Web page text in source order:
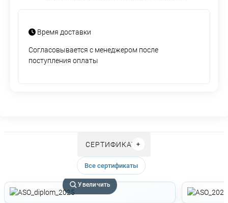
Время доставки
Согласовывается с менеджером после
поступления оплаты
СЕРТИФИКАТЫ
Все сертификаты
Увеличить